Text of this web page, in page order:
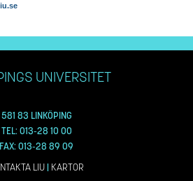
UNIVERSITET
581 83 LINKÖPING
TEL: 013-28 10 00
FAX: 013-28 89 09
LIU| KARTOR